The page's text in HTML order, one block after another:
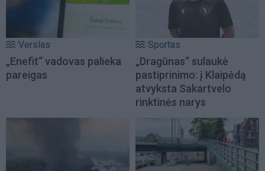
Verslas
„Enefit“ vadovas palieka
pareigas
Sportas
„Dragūnas“ sulaukė
pastiprinimo: į Klaipėdą
atvyksta Sakartvelo
rinktinės narys